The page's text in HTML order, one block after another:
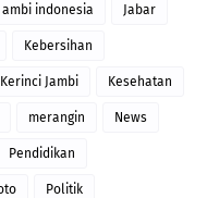
ambi indonesia Jabar
Kebersihan
Kerinci Jambi Kesehatan
merangin News
Pendidikan
Politik